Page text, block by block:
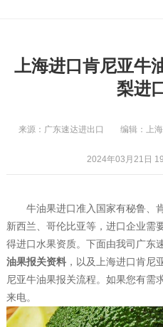
上海进口肯尼亚牛
梨进
来源：广东速达进出口 编辑：上
2024年03月21日
牛油果进口准入国家有秘鲁、肯
新西兰、哥伦比亚等，进口企业需
得进口水果资质。下面由我司广东
油果报关资料，以及上海进口肯尼
尼亚牛油果报关流程。如果您有需
来电。